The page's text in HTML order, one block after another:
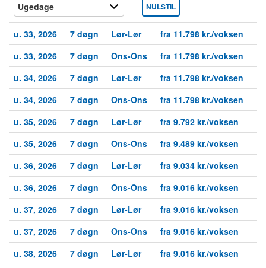
NULSTIL
u. 33, 2026 7 døgn Lør-Lør
fra 11.798 kr./voksen
u. 33, 2026
7 døgn Ons-Ons
fra 11.798 kr./voksen
u. 34, 2026
7 døgn Lør-Lør
fra 11.798 kr./voksen
u. 34, 2026
7 døgn Ons-Ons
fra 11.798 kr./voksen
u. 35, 2026
7 døgn Lør-Lør
fra 9.792 kr./voksen
u. 35, 2026
7 døgn Ons-Ons
fra 9.489 kr./voksen
u. 36, 2026
7 døgn Lør-Lør
fra 9.034 kr./voksen
u. 36, 2026
7 døgn Ons-Ons
fra 9.016 kr./voksen
u. 37, 2026
7 døgn Lør-Lør
fra 9.016 kr./voksen
u. 37, 2026
7 døgn Ons-Ons
fra 9.016 kr./voksen
u. 38, 2026
7 døgn Lør-Lør
fra 9.016 kr./voksen